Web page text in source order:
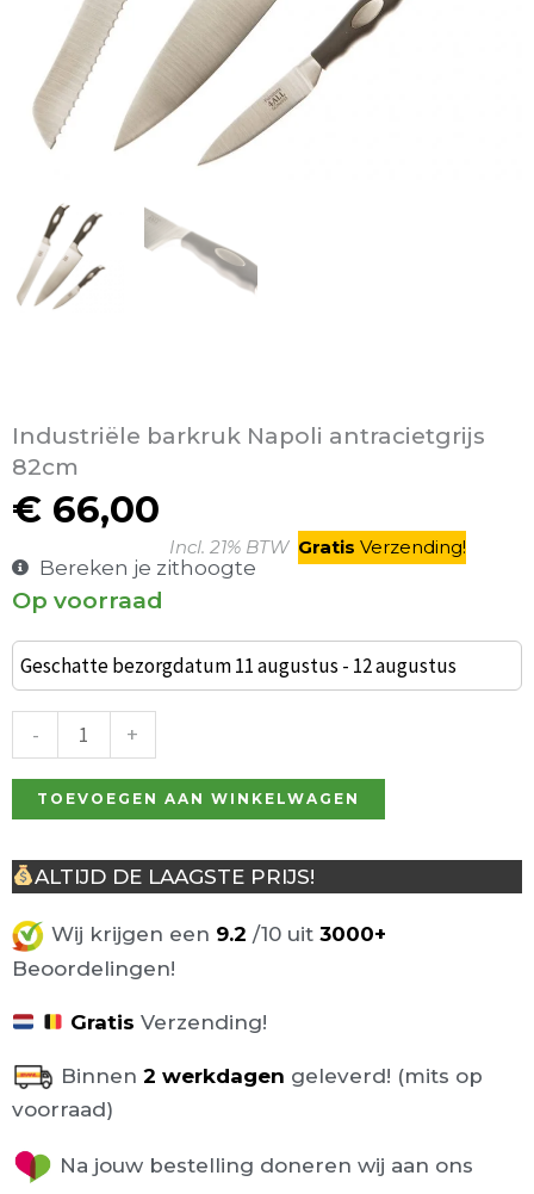
Industriële barkruk Napoli antracietgrijs
82cm
€ 66,00
Incl. 21% BTW Gratis Verzending!
Bereken je zithoogte
Op voorraad
Geschatte bezorgdatum 11 augustus - 12 augustus
-
van
3
Messen
aantal
+
TOEVOEGEN AAN WINKELWAGEN
ALTIJD DE LAAGSTE PRIJS!
Wij krijgen een 9.2 /10 uit 3000+
Beoordelingen!
Gratis Verzending!
Binnen 2 werkdagen geleverd! (mits op
voorraad)
Na jouw bestelling doneren wij aan ons